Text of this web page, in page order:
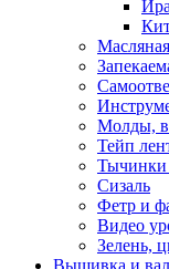
Молды,
Тейп
Тычинки
Сизаль
Фетр и
Видео
Зелень,
Вышивка и